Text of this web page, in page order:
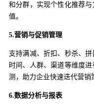
和分群，实现个性化推荐与
值。
5.营销与促销管理
支持满减、折扣、秒杀、
时间、人群、渠道等维度
测，助力企业快速迭代营销
6.数据分析与报表